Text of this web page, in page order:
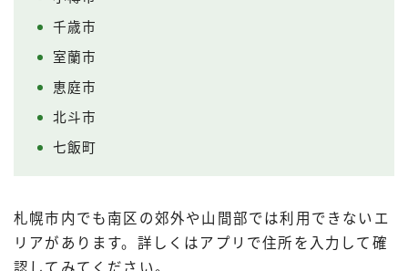
千歳市
室蘭市
恵庭市
北斗市
七飯町
札幌市内でも南区の郊外や山間部では利用できないエ
リアがあります。詳しくはアプリで住所を入力して確